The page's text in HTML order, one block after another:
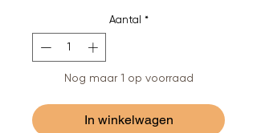
Aantal *
Nog maar 1 op voorraad
In winkelwagen